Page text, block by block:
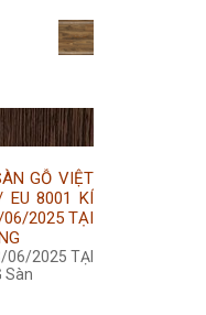
GỖ VIỆT
EU 8001 KÍ
06/2025 TẠI
06/2025 TẠI
Sàn